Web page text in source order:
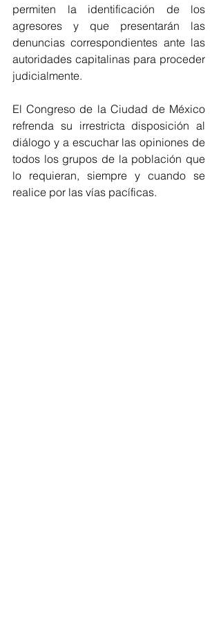
permiten la identificación de los
agresores y que presentarán las
denuncias correspondientes ante las
autoridades capitalinas para proceder
judicialmente.
El Congreso de la Ciudad de México
refrenda su irrestricta disposición al
diálogo y a escuchar las opiniones de
todos los grupos de la población que
lo requieran, siempre y cuando se
realice por las vías pacíficas.